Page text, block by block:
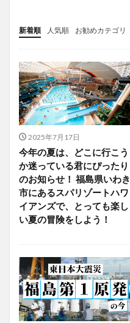
新着順 人気順
お勧めカテゴリ
投稿
学び
マンガ
電子書籍
2025年7月17日
今年の夏は、どこに行こう
か迷っている君にぴったり
のお知らせ！ 福島県いわき
市にあるスパリゾートハワ
イアンズで、とっても楽し
い夏の冒険をしよう！